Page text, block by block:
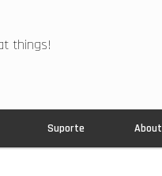
things!
Suporte About